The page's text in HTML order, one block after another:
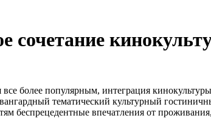
сочетание
более популярным, интеграция
тематический культурный
беспрецедентные впечатления от